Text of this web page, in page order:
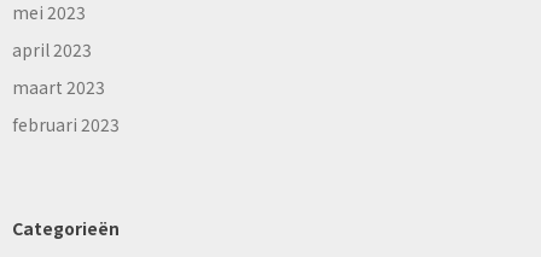
mei 2023
april 2023
maart 2023
februari 2023
Categorieën